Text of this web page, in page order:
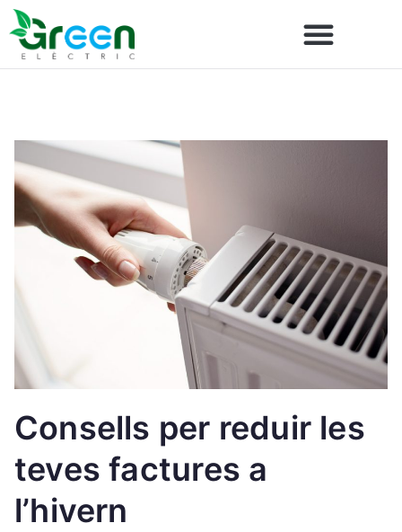
Consells per reduir les
teves factures a
l’hivern